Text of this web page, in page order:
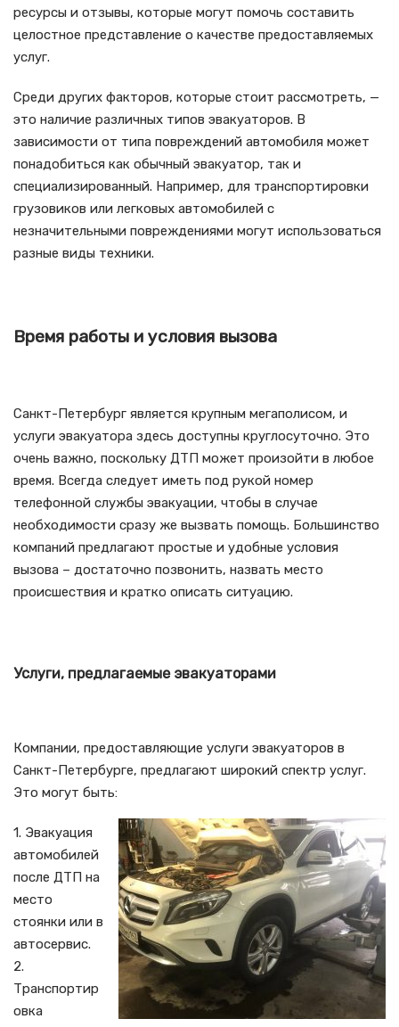
ресурсы и отзывы, которые могут помочь составить
целостное представление о качестве предоставляемых
услуг.
Среди других факторов, которые стоит рассмотреть, —
это наличие различных типов эвакуаторов. В
зависимости от типа повреждений автомобиля может
понадобиться как обычный эвакуатор, так и
специализированный. Например, для транспортировки
грузовиков или легковых автомобилей с
незначительными повреждениями могут использоваться
разные виды техники.
Время работы и условия вызова
Санкт-Петербург является крупным мегаполисом, и
услуги эвакуатора здесь доступны круглосуточно. Это
очень важно, поскольку ДТП может произойти в любое
время. Всегда следует иметь под рукой номер
телефонной службы эвакуации, чтобы в случае
необходимости сразу же вызвать помощь. Большинство
компаний предлагают простые и удобные условия
вызова – достаточно позвонить, назвать место
происшествия и кратко описать ситуацию.
Услуги, предлагаемые эвакуаторами
Компании, предоставляющие услуги эвакуаторов в
Санкт-Петербурге, предлагают широкий спектр услуг.
Это могут быть:
1. Эвакуация
автомобилей
после ДТП на
место
стоянки или в
автосервис.
2.
Транспортир
овка